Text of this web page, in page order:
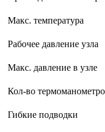
Макс. температура
Рабочее давление узла
Макс. давление в узле
Кол-во
Гибкие подводки